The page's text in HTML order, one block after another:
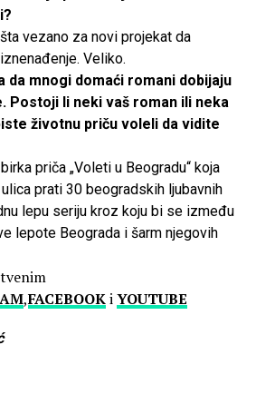
vezano za novi projekat da
Veliko.
da mnogi domaći romani dobijaju
Postoji li neki vaš roman ili neka
životnu priču voleli da vidite
priča „Voleti u Beogradu“ koja
prati 30 beogradskih ljubavnih
lepu seriju kroz koju bi se između
lepote Beograda i šarm njegovih
,FACEBOOKiYOUTUBE